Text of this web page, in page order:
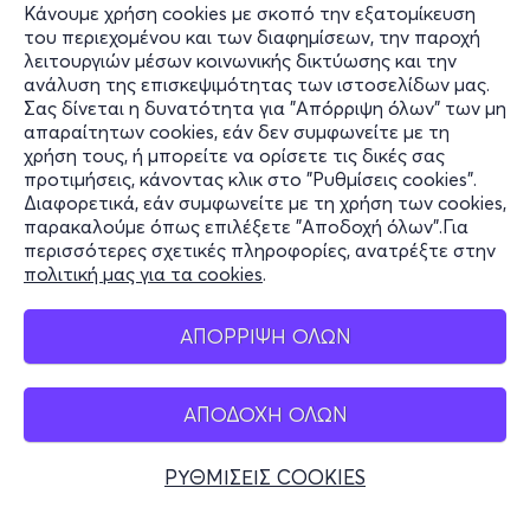
Κάνουμε χρήση cookies με σκοπό την εξατομίκευση
του περιεχομένου και των διαφημίσεων, την παροχή
λειτουργιών μέσων κοινωνικής δικτύωσης και την
ανάλυση της επισκεψιμότητας των ιστοσελίδων μας.
Σας δίνεται η δυνατότητα για "Απόρριψη όλων" των μη
απαραίτητων cookies, εάν δεν συμφωνείτε με τη
χρήση τους, ή μπορείτε να ορίσετε τις δικές σας
προτιμήσεις, κάνοντας κλικ στο "Ρυθμίσεις cookies".
Διαφορετικά, εάν συμφωνείτε με τη χρήση των cookies,
παρακαλούμε όπως επιλέξετε "Αποδοχή όλων".Για
περισσότερες σχετικές πληροφορίες, ανατρέξτε στην
πολιτική μας για τα cookies.
ΑΠΟΡΡΙΨΗ ΟΛΩΝ
ΑΠΟΔΟΧΗ ΟΛΩΝ
ΡΥΘΜΙΣΕΙΣ COOKIES